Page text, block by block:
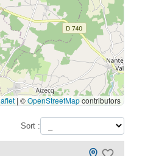
| ©OpenStreetMapcontributors
Sort :